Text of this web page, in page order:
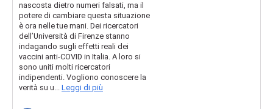
nascosta dietro numeri falsati, ma il
potere di cambiare questa situazione
è ora nelle tue mani. Dei ricercatori
dell’Università di Firenze stanno
indagando sugli effetti reali dei
vaccini anti-COVID in Italia. A loro si
sono uniti molti ricercatori
indipendenti. Vogliono conoscere la
verità su u... Leggi di più